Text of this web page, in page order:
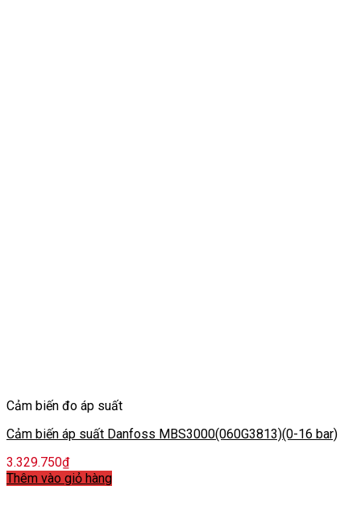
Cảm biến đo áp suất
Cảm biến áp suất Danfoss MBS3000(060G3813)(0-16 bar)
3.329.750₫
Thêm vào giỏ hàng